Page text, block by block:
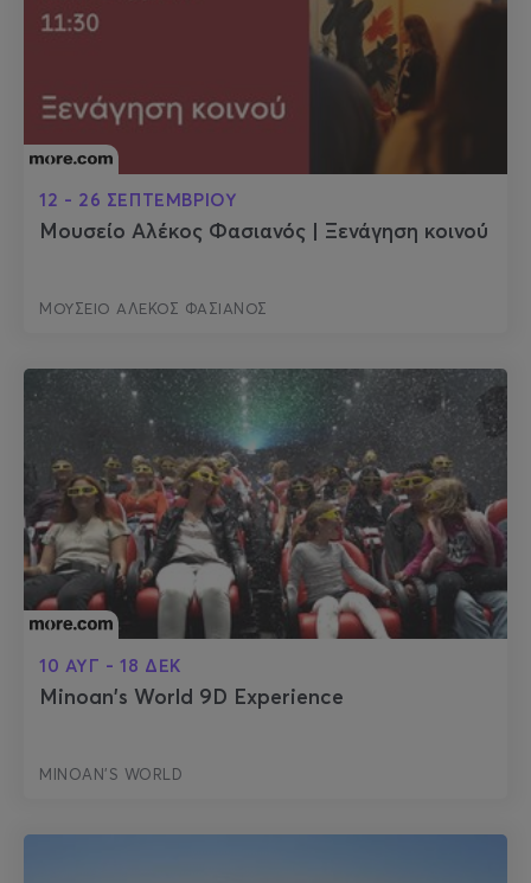
12 - 26 ΣΕΠΤΕΜΒΡΙΟΥ
Μουσείο Αλέκος Φασιανός | Ξενάγηση κοινού
ΜΟΥΣΕΙΟ ΑΛΕΚΟΣ ΦΑΣΙΑΝΟΣ
10 ΑΥΓ - 18 ΔΕΚ
Minoan's World 9D Experience
MINOAN'S WORLD